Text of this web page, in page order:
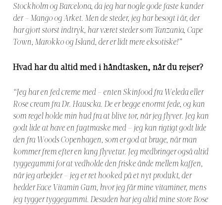
Stockholm og Barcelona, da jeg har nogle gode faste kunder
der – Mango og Arket. Men de steder, jeg har besøgt i år, der
har gjort størst indtryk, har været steder som Tanzania, Cape
Town, Marokko og Island, der er lidt mere eksotiske!”
Hvad har du altid med i håndtasken, når du rejser?
“Jeg har en fed creme med – enten Skinfood fra Weleda eller
Rose cream fra Dr. Hauscka. De er begge enormt fede, og kan
som regel holde min hud fra at blive tør, når jeg flyver. Jeg kan
godt lide at have en fugtmaske med – jeg kan rigtigt godt lide
den fra Woods Copenhagen, som er god at bruge, når man
kommer frem efter en lang flyvetur. Jeg medbringer også altid
tyggegummi for at vedholde den friske ånde mellem kaffen,
når jeg arbejder – jeg er ret hooked på et nyt produkt, der
hedder Eace Vitamin Gum, hvor jeg får mine vitaminer, mens
jeg tygger tyggegummi. Desuden har jeg altid mine store Bose